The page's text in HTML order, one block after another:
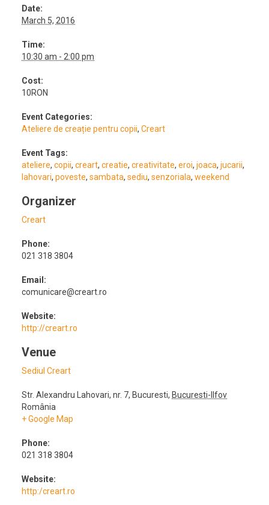
Date:
March 5, 2016
Time:
10:30 am - 2:00 pm
Cost:
10RON
Event Categories:
Ateliere de creație pentru copii,Creart
Event Tags:
ateliere,copii,creart,creatie,creativitate,eroi,joaca,jucarii,
lahovari,poveste,sambata,sediu,senzoriala,weekend
Organizer
Creart
Phone:
021 318 3804
Email:
comunicare@creart.ro
Website:
http://creart.ro
Venue
Sediul Creart
Str. Alexandru Lahovari, nr. 7, Bucuresti, Bucuresti-Ilfov
România
+ Google Map
Phone:
021 318 3804
Website:
http:/creart.ro